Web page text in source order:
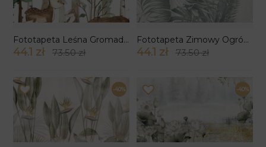
Fototapeta Leśna Gromadka wzór 3
44.1 zł 73.50 zł
Fototapeta Zimowy Ogród Tropikalny
44.1 zł 73.50 zł
-40% -40%